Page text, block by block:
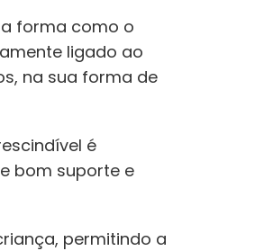
forma como o
ligado ao
na sua forma de
é
bom suporte e
permitindo a